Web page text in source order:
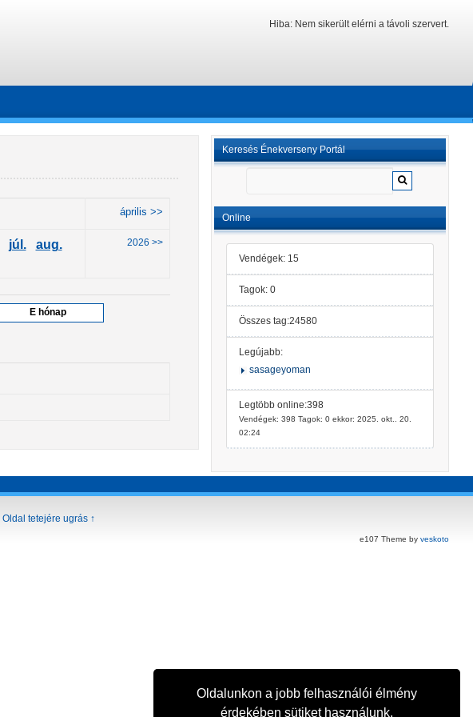
Oldalunkon a jobb felhasználói élmény
érdekében sütiket használunk.
Hiba: Nem sikerült elérni a távoli szervert.
Keresés Énekverseny Portál
Online
Vendégek: 15
Tagok: 0
Összes tag:24580
Legújabb:
sasageyoman
Legtöbb online:398
Vendégek: 398 Tagok: 0 ekkor: 2025. okt.. 20.
02:24
április >>
júl.
aug.
2026 >>
Oldal tetejére ugrás ↑
e107 Theme by veskoto